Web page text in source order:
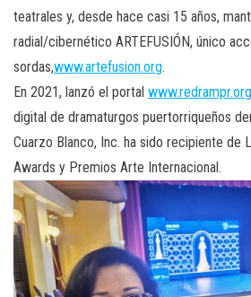
teatrales y, desde hace casi 15 años,
radial/cibernético ARTEFUSIÓN, único
sordas,www.artefusion.org.
En 2021, lanzó el portal www.redrampr.org
digital de dramaturgos puertorriqueños
Cuarzo Blanco, Inc. ha sido recipiente de
Awards y Premios Arte Internacional.